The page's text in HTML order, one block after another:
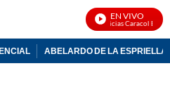
EN VIVO
Noticias Caracol En
ABELARDO DE LA ESPRIELLA